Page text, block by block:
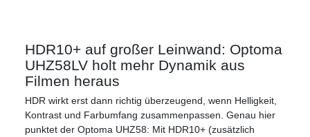
HDR10+ auf großer Leinwand: Optoma
UHZ58LV holt mehr Dynamik aus
Filmen heraus
HDR wirkt erst dann richtig überzeugend, wenn Helligkeit,
Kontrast und Farbumfang zusammenpassen. Genau hier
punktet der Optoma UHZ58: Mit HDR10+ (zusätzlich